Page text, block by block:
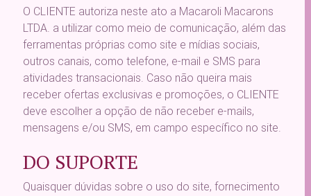
O CLIENTE autoriza neste ato a Macaroli Macarons
LTDA. a utilizar como meio de comunicação, além das
ferramentas próprias como site e mídias sociais,
outros canais, como telefone, e-mail e SMS para
atividades transacionais. Caso não queira mais
receber ofertas exclusivas e promoções, o CLIENTE
deve escolher a opção de não receber e-mails,
mensagens e/ou SMS, em campo específico no site.
DO SUPORTE
Quaisquer dúvidas sobre o uso do site, fornecimento